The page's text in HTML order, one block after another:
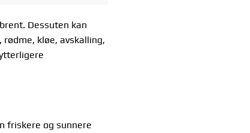
Dessuten kan
kløe, avskalling,
friskere og sunnere